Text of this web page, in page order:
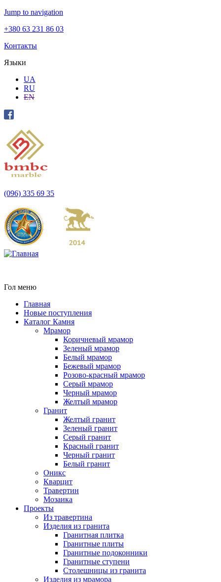
Jump to navigation
+380 63 231 86 03
Контакты
Языки
UA
RU
EN
(096) 335 69 35
Гол меню
Главная
Новые поступления
Каталог Камня
Мрамор
Коричневый мрамор
Зеленый мрамор
Белый мрамор
Бежевый мрамор
Розово-красный мрамор
Серый мрамор
Черный мрамор
Желтый мрамор
Гранит
Желтый гранит
Зеленый гранит
Серый гранит
Красный гранит
Черный гранит
Белый гранит
Оникс
Кварцит
Травертин
Мозаика
Проекты
Из травертина
Изделия из гранита
Гранитная плитка
Гранитные плиты
Гранитные подоконники
Гранитные ступени
Столешницы из гранита
Изделия из мрамора